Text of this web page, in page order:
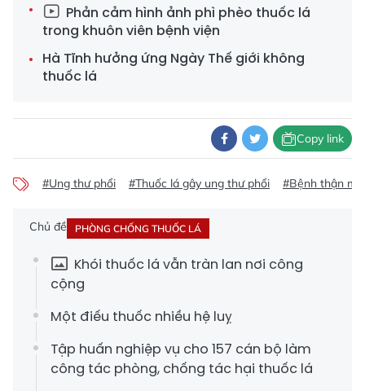
Phản cảm hình ảnh phì phèo thuốc lá
trong khuôn viên bệnh viện
Hà Tĩnh hưởng ứng Ngày Thế giới không
thuốc lá
Copy link
#Ung thư phổi #Thuốc lá gây ung thư phổi #Bệnh thận
Chủ đề PHÒNG CHỐNG THUỐC LÁ
Khói thuốc lá vẫn tràn lan nơi công
cộng
Một điếu thuốc nhiều hệ luỵ
Tập huấn nghiệp vụ cho 157 cán bộ làm
công tác phòng, chống tác hại thuốc lá